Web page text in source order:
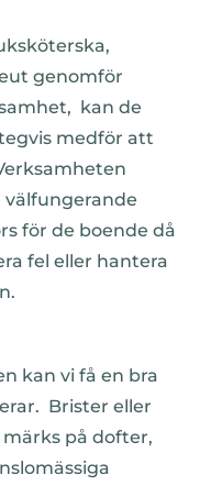
genomför
kan de
medför att
för de boende då
fel eller hantera
kan vi få en bra
Brister eller
på dofter,